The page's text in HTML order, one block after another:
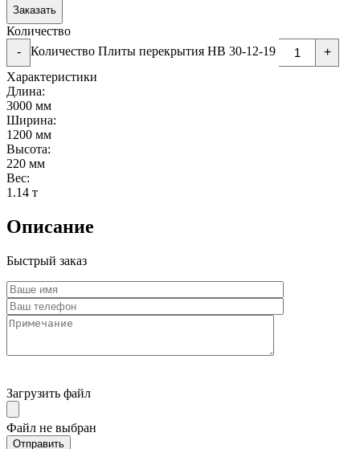
Заказать
Количество
-
Количество Плиты перекрытия НВ 30-12-19
+
Характеристики
Длина:
3000 мм
Ширина:
1200 мм
Высота:
220 мм
Вес:
1.14 т
Описание
Быстрый заказ
Загрузить файл
Файл не выбран